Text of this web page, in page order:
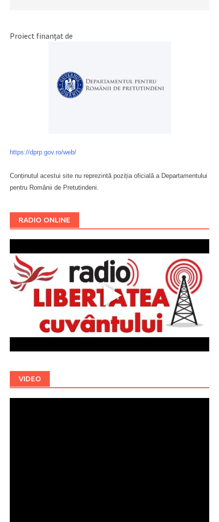
Proiect finanțat de
https://dprp.gov.ro/web/
Conținutul acestui site nu reprezintă poziția oficială a Departamentului
pentru Românii de Pretutindeni.
RADIO ONLINE
VIDEO